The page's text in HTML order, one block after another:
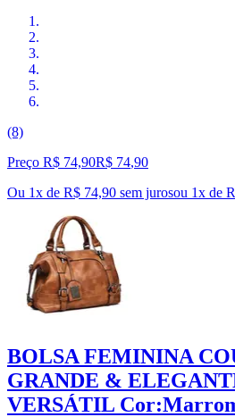
(8)
Preço R$ 74,90R$ 74,90
Ou 1x de R$ 74,90 sem jurosou 1x de
BOLSA FEMININA
GRANDE &
VERSÁTIL